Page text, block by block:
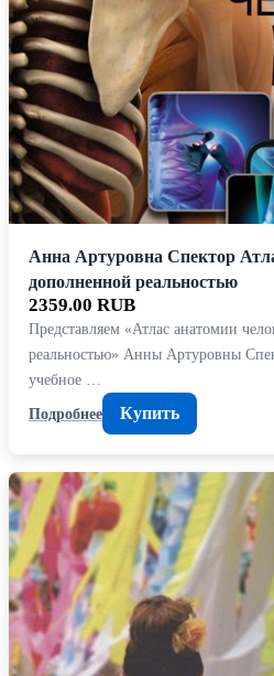
Анна Артуровна Спектор
дополненной реальностью
2359.00 RUB
Представляем «Атлас анатомии
реальностью» Анны Артуровны
учебное …
Подробнее
Купить